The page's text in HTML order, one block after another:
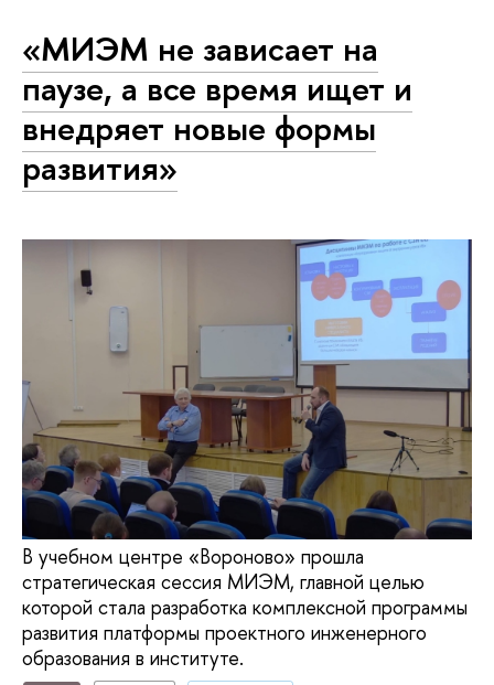
«МИЭМ не зависает на
паузе, а все время ищет и
внедряет новые формы
развития»
В учебном центре «Вороново» прошла
стратегическая сессия МИЭМ, главной целью
которой стала разработка комплексной программы
развития платформы проектного инженерного
образования в институте.